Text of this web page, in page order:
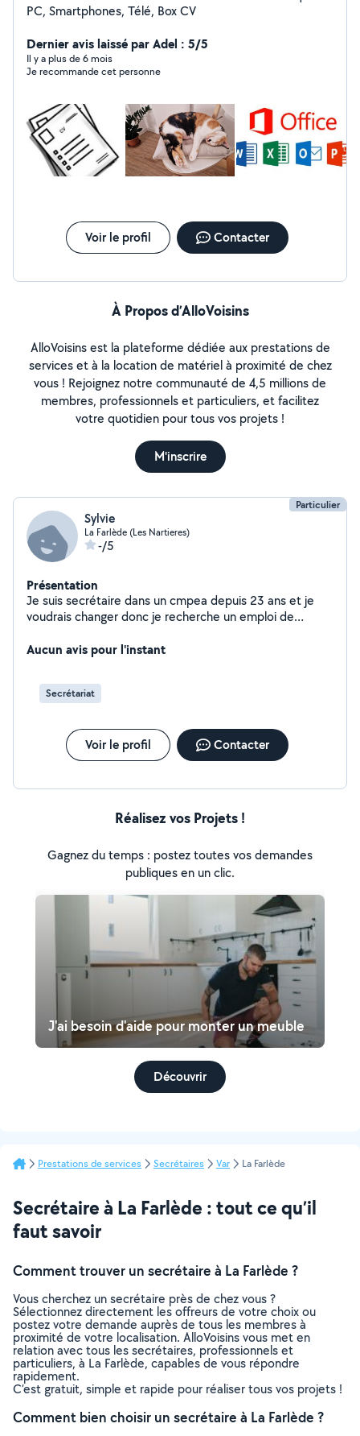
PC, Smartphones, Télé, Box CV
Dernier avis laissé par Adel : 5/5
Il y a plus de 6 mois
Je recommande cet personne
Voir le profil Contacter
À Propos d’AlloVoisins
AlloVoisins est la plateforme dédiée aux prestations de
services et à la location de matériel à proximité de chez
vous ! Rejoignez notre communauté de 4,5 millions de
membres, professionnels et particuliers, et facilitez
votre quotidien pour tous vos projets !
M'inscrire
Particulier
Sylvie
La Farlède (Les Nartieres)
-/5
Présentation
Je suis secrétaire dans un cmpea depuis 23 ans et je
voudrais changer donc je recherche un emploi de
1300 net mensuel . Merci pour vos propositions
Aucun avis pour l'instant
Secrétariat
Voir le profil Contacter
Réalisez vos Projets !
Gagnez du temps : postez toutes vos demandes
publiques en un clic.
J'ai besoin d'aide pour monter un meuble
Découvrir
Prestations de services Secrétaires Var La Farlède
Secrétaire à La Farlède : tout ce qu’il
faut savoir
Comment trouver un secrétaire à La Farlède ?
Vous cherchez un secrétaire près de chez vous ?
Sélectionnez directement les offreurs de votre choix ou
postez votre demande auprès de tous les membres à
proximité de votre localisation. AlloVoisins vous met en
relation avec tous les secrétaires, professionnels et
particuliers, à La Farlède, capables de vous répondre
rapidement.
C’est gratuit, simple et rapide pour réaliser tous vos projets !
Comment bien choisir un secrétaire à La Farlède ?